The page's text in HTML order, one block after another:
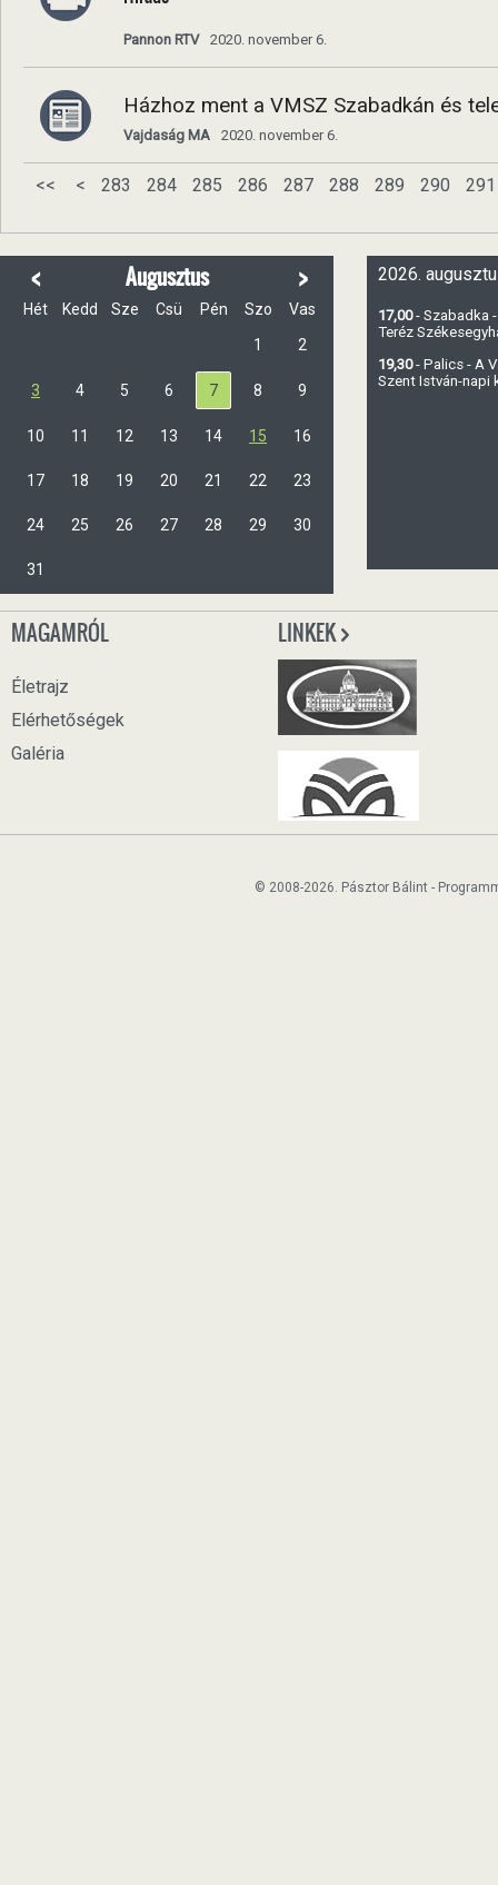
Pannon RTV 2020. november 6.
Házhoz ment a VMSZ Szabadkán és
Vajdaság MA 2020. november 6.
<< < 283 284 285 286 287 288 289 290 291
< Augusztus >
Hét Kedd Sze Csü Pén Szo
Vas
1
2
3 4 5 6 7 8 9
10 11 12 13 14 15 16
17 18 19 20 21 22 23
24 25 26 27 28 29 30
31
2026.
17,00- Szabadka
Teréz
19,30- Palics - A
Szent István-napi
MAGAMRÓL
Életrajz
Elérhetőségek
Galéria
LINKEK
© 2008-2026. Pásztor Bálint -